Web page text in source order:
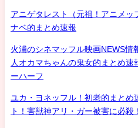
アニゲタレスト（元祖！アニメ
ナベ的まとめ速報
火浦のシネマッフル映画NEWS情
人オカマちゃんの鬼女的まとめ
ーハーフ
ユカ・ヨネッフル！初老的まとめ
ト！害獣神アリ・ガー被害に必殺